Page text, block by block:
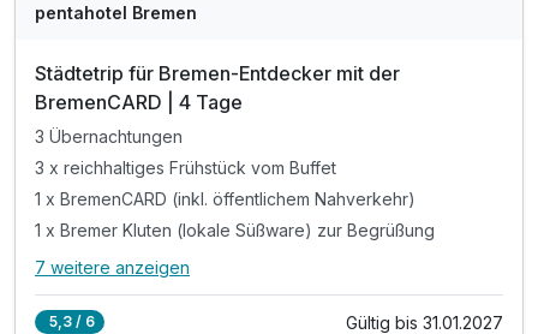
pentahotel Bremen
Städtetrip für Bremen-Entdecker mit der
BremenCARD | 4 Tage
3 Übernachtungen
3 x reichhaltiges Frühstück vom Buffet
1 x BremenCARD (inkl. öffentlichem Nahverkehr)
1 x Bremer Kluten (lokale Süßware) zur Begrüßung
Alle Inklusivleistungen
7 weitere anzeigen
5,3 / 6 Gültig bis 31.01.2027